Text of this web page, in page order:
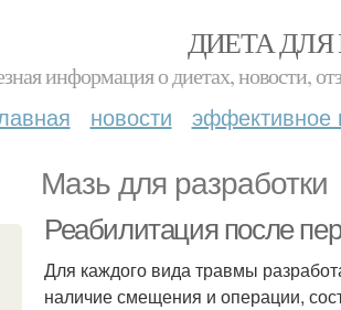
ДИЕТА
информация о диетах, новости,
новости эффективное
Мазь для разработки
Реабилитация после
Для каждого вида травмы
наличие смещения и операции,